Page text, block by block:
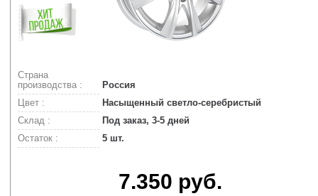
Страна
производства :
Россия
Цвет :
Насыщенный светло-серебристый
Склад :
Под заказ, 3-5 дней
Остаток :
5 шт.
7.350 руб.